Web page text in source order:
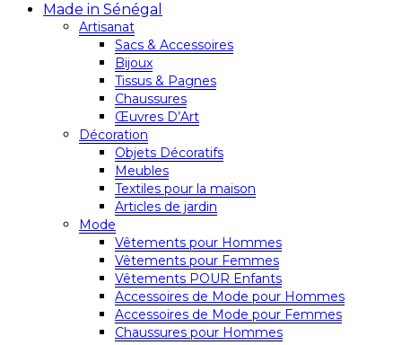
Made in Sénégal
Artisanat
Sacs & Accessoires
Bijoux
Tissus & Pagnes
Chaussures
Œuvres D’Art
Décoration
Objets Décoratifs
Meubles
Textiles pour la maison
Articles de jardin
Mode
Vêtements pour Hommes
Vêtements pour Femmes
Vêtements POUR Enfants
Accessoires de Mode pour Hommes
Accessoires de Mode pour Femmes
Chaussures pour Hommes